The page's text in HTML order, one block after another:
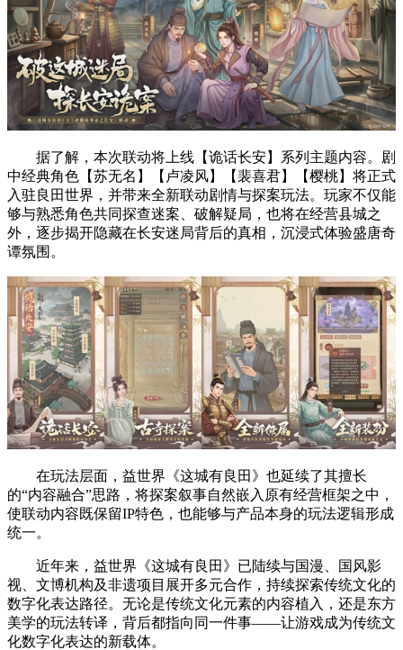
据了解，本次联动将上线【诡话长安】系列主题内容。剧
中经典角色【苏无名】【卢凌风】【裴喜君】【樱桃】将正式
入驻良田世界，并带来全新联动剧情与探案玩法。玩家不仅能
够与熟悉角色共同探查迷案、破解疑局，也将在经营县城之
外，逐步揭开隐藏在长安迷局背后的真相，沉浸式体验盛唐奇
谭氛围。
在玩法层面，益世界《这城有良田》也延续了其擅长
的“内容融合”思路，将探案叙事自然嵌入原有经营框架之中，
使联动内容既保留IP特色，也能够与产品本身的玩法逻辑形成
统一。
近年来，益世界《这城有良田》已陆续与国漫、国风影
视、文博机构及非遗项目展开多元合作，持续探索传统文化的
数字化表达路径。无论是传统文化元素的内容植入，还是东方
美学的玩法转译，背后都指向同一件事——让游戏成为传统文
化数字化表达的新载体。